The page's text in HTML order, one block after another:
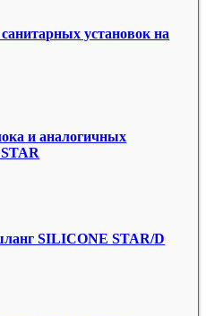
установок на
и аналогичных
SILICONE STAR/D